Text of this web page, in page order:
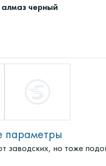
алмаз черный
параметры
заводских, но тоже